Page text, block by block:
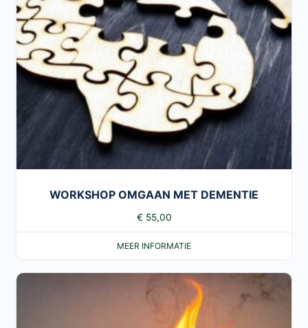
WORKSHOP OMGAAN MET DEMENTIE
€ 55,00
MEER INFORMATIE